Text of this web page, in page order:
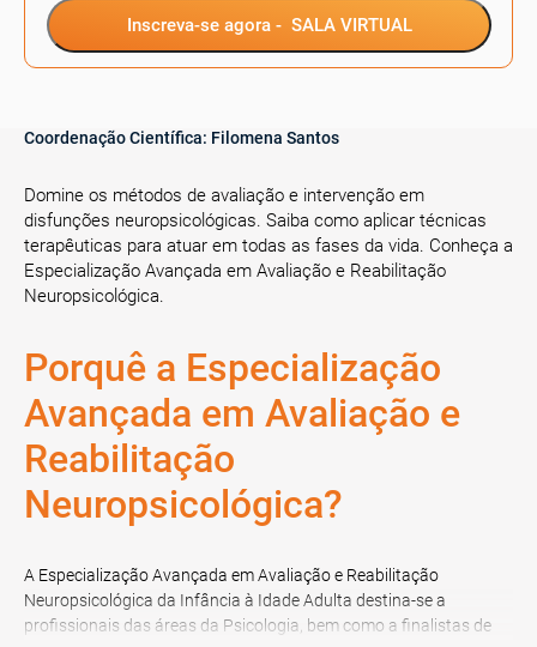
Inscreva-se agora - SALA VIRTUAL
Coordenação Científica: Filomena Santos
Domine os métodos de avaliação e intervenção em
disfunções neuropsicológicas. Saiba como aplicar técnicas
terapêuticas para atuar em todas as fases da vida. Conheça a
Especialização Avançada em Avaliação e Reabilitação
Neuropsicológica.
Porquê a Especialização
Avançada em Avaliação e
Reabilitação
Neuropsicológica?
A Especialização Avançada em Avaliação e Reabilitação
Neuropsicológica da Infância à Idade Adulta destina-se a
profissionais das áreas da Psicologia, bem como a finalistas de